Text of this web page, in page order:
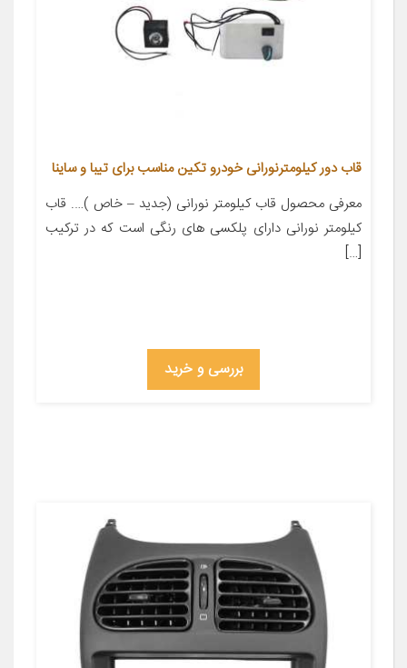
قاب دور کیلومترنورانی خودرو تکین مناسب برای تیبا و ساینا
معرفی محصول قاب کیلومتر نورانی (جدید – خاص )…. قاب
کیلومتر نورانی دارای پلکسی های رنگی است که در ترکیب
[…]
بررسی و خرید